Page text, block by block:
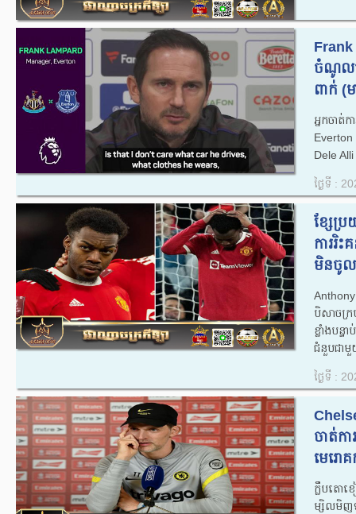
Frank
ចំណូលថ្
ពាក់ (
អ្នកចាត់
Dele Alli
ថ្ងៃទី :
ខ្សែប្
ការរិ
មិនចូល
បិសាចក្
ខ្លាំងបន្
ជំនួបជា
ថ្ងៃទី :
ចាត់ក
មេរោ
ក្លឹបតោ
ម្សិលមិញ